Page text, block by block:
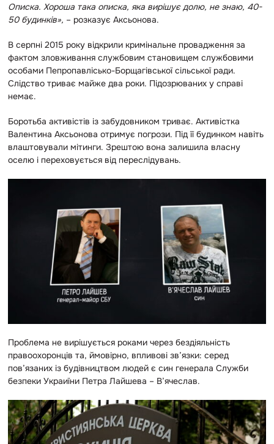
Описка. Хороша така описка, яка вирішує долю, не знаю, 40-
50 будинків», – розказує Аксьонова.
В серпні 2015 року відкрили кримінальне провадження за
фактом зловживання службовим становищем службовими
особами Пепропавлісько-Борщагівської сільської ради.
Слідство триває майже два роки. Підозрюваних у справі
немає.
Боротьба активістів із забудовником триває. Активістка
Валентина Аксьонова отримує погрози. Під її будинком навіть
влаштовували мітинги. Зрештою вона залишила власну
оселю і переховується від переслідувань.
Проблема не вирішується роками через бездіяльність
правоохоронців та, ймовірно, впливові зв’язки: серед
пов’язаних із будівництвом людей є син генерала Служби
безпеки Украиїни Петра Лайшева – В’ячеслав.